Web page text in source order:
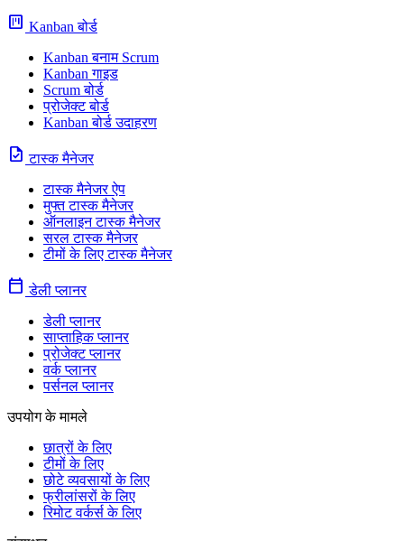
view_kanban Kanban बोर्ड
Kanban बनाम Scrum
Kanban गाइड
Scrum बोर्ड
प्रोजेक्ट बोर्ड
Kanban बोर्ड उदाहरण
task टास्क मैनेजर
टास्क मैनेजर ऐप
मुफ्त टास्क मैनेजर
ऑनलाइन टास्क मैनेजर
सरल टास्क मैनेजर
टीमों के लिए टास्क मैनेजर
calendar_today डेली प्लानर
डेली प्लानर
साप्ताहिक प्लानर
प्रोजेक्ट प्लानर
वर्क प्लानर
पर्सनल प्लानर
उपयोग के मामले
छात्रों के लिए
टीमों के लिए
छोटे व्यवसायों के लिए
फ्रीलांसरों के लिए
रिमोट वर्कर्स के लिए